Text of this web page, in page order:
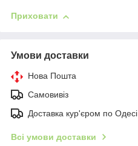
Приховати
Умови доставки
Нова Пошта
Самовивіз
Доставка кур'єром по Одесі
Всі умови доставки